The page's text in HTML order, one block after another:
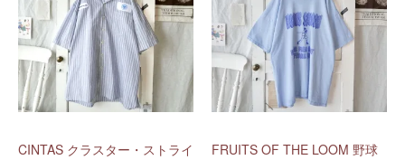
CINTAS クラスター・ストライ
FRUITS OF THE LOOM 野球